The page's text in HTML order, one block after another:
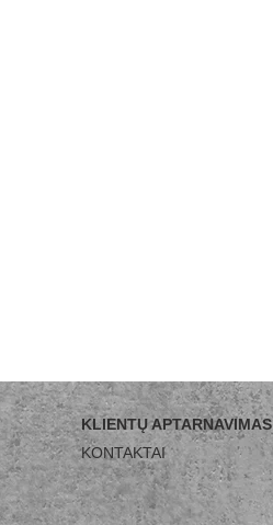
KLIENTŲ APTARNAVIMAS
KONTAKTAI